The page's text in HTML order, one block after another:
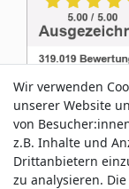
Service &
Wir verwenden
unserer Website
von
z.B. Inhalte und
Drittanbietern
zu analysieren.